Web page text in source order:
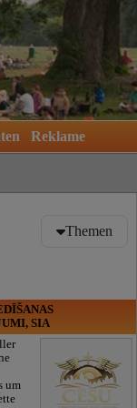
Reklame
Themen
SIA
um